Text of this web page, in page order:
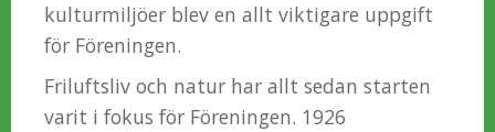
kulturmiljöer blev en allt viktigare uppgift
för Föreningen.
Friluftsliv och natur har allt sedan starten
varit i fokus för Föreningen. 1926